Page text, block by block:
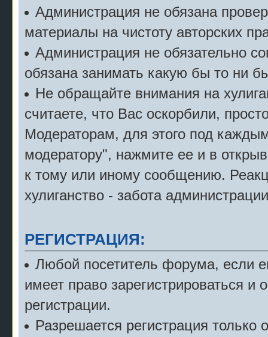
Администрация не обязана
материалы на чистоту авторских
Администрация не обязательно
обязана занимать какую бы то ни
Не обращайте внимания на
считаете, что Вас оскорбили,
Модераторам, для этого под
модератору", нажмите ее и в
к тому или иному сообщению.
хулиганство - забота
РЕГИСТРАЦИЯ:
Любой посетитель форума, если
имеет право зарегистрироваться и
регистрации.
Разрешается регистрация только